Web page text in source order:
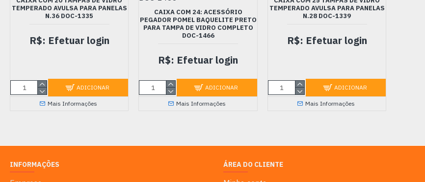
TEMPERADO AVULSA PARA PANELAS
N.36 DOC-1335
R$: Efetuar login
ADICIONAR
Mais Informações
CAIXA COM 24: ACESSÓRIO
PEGADOR POMEL BAQUELITE PRETO
PARA TAMPA DE VIDRO COMPLETO
DOC-1466
R$: Efetuar login
ADICIONAR
Mais Informações
TEMPERADO AVULSA PARA PANELAS
N.28 DOC-1339
R$: Efetuar login
ADICIONAR
Mais Informações
INFORMAÇÕES ÁREA DO CLIENTE